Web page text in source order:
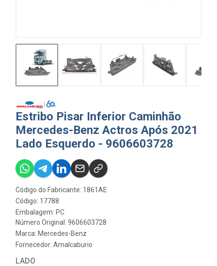
Estribo Pisar Inferior Caminhão
Mercedes-Benz Actros Após 2021
Lado Esquerdo - 9606603728
Código do Fabricante: 1861AE
Código: 17788
Embalagem: PC
Número Original: 9606603728
Marca: Mercedes-Benz
Fornecedor: Amalcaburio
LADO